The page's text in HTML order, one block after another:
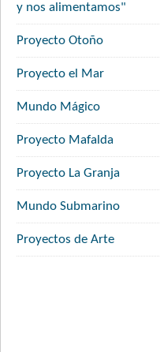
y nos alimentamos"
Proyecto Otoño
Proyecto el Mar
Mundo Mágico
Proyecto Mafalda
Proyecto La Granja
Mundo Submarino
Proyectos de Arte